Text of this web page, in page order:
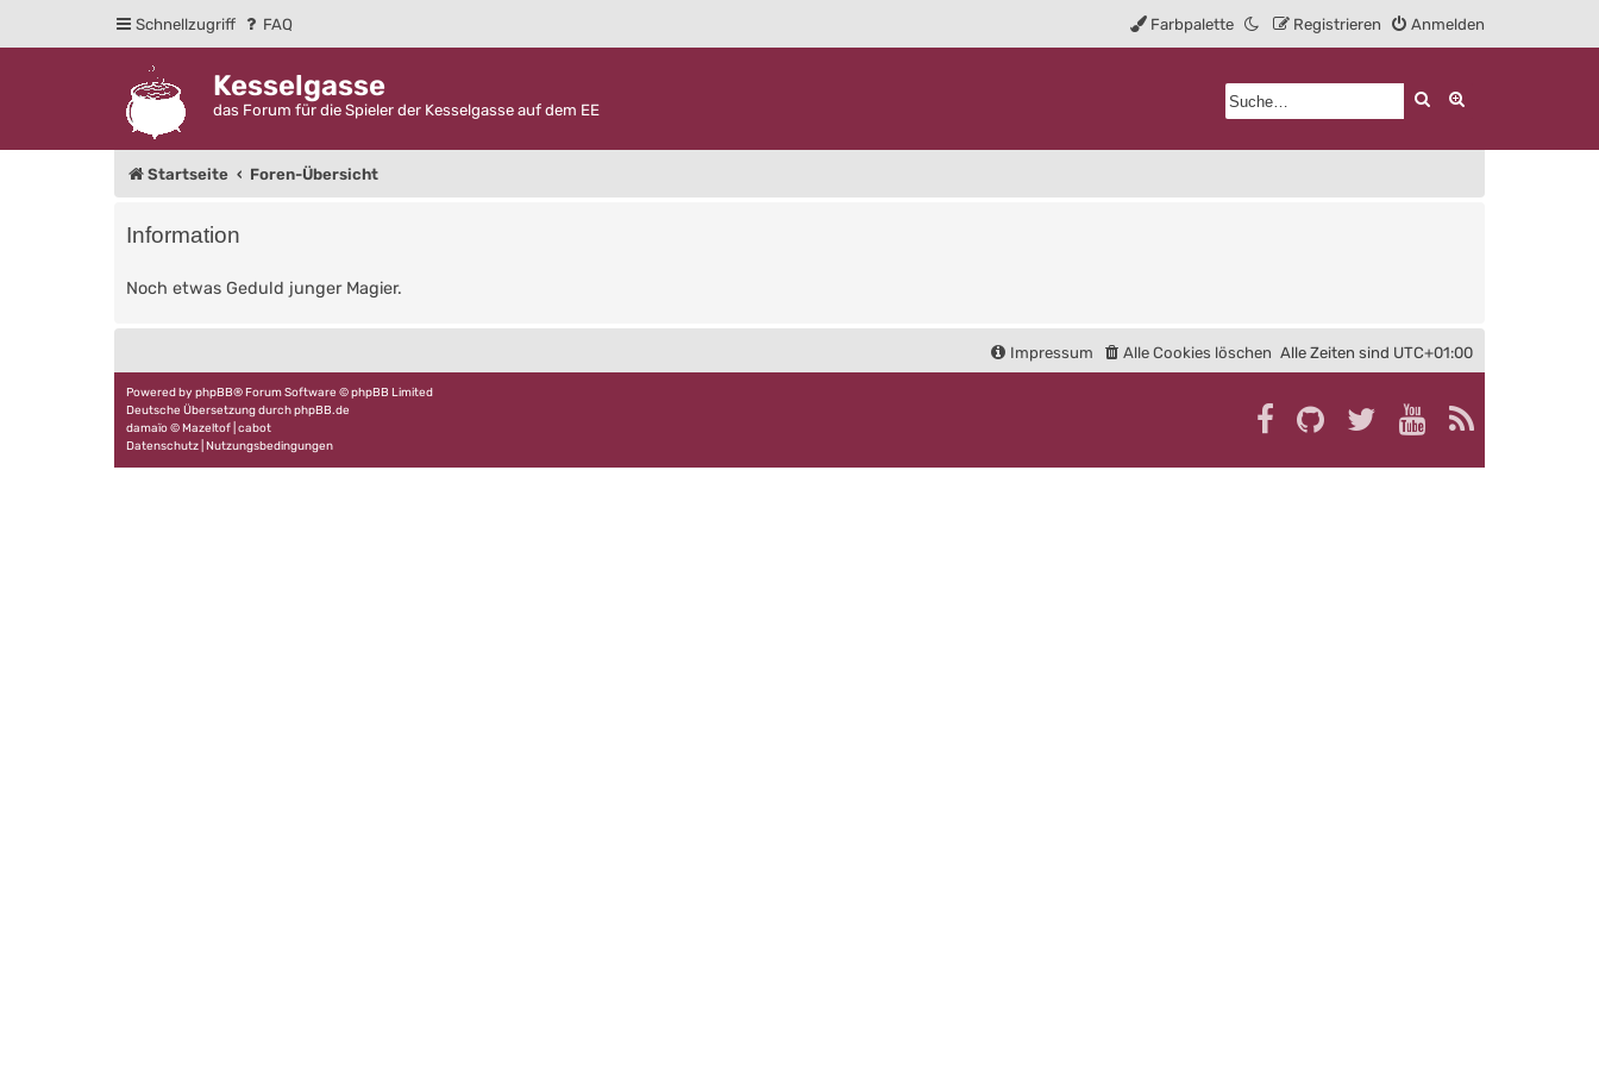
Schnellzugriff FAQ Anmelden
Registrieren
Farbpalette
Kesselgasse
das Forum für die Spieler der Kesselgasse auf dem EE
Suche
Startseite Foren-Übersicht
Information
Noch etwas Geduld junger Magier.
Alle Zeiten sind UTC+01:00
Alle Cookies löschen
Impressum
Powered by phpBB® Forum Software © phpBB Limited
Deutsche Übersetzung durchphpBB.de
damaïo ©Mazeltof cabot
Datenschutz Nutzungsbedingungen